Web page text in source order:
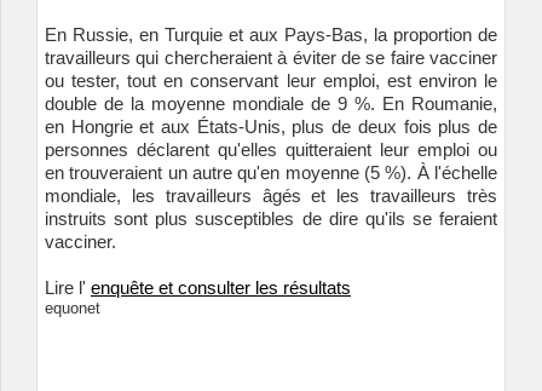
En Russie, en Turquie et aux Pays-Bas, la proportion de
travailleurs qui chercheraient à éviter de se faire vacciner
ou tester, tout en conservant leur emploi, est environ le
double de la moyenne mondiale de 9 %. En Roumanie,
en Hongrie et aux États-Unis, plus de deux fois plus de
personnes déclarent qu'elles quitteraient leur emploi ou
en trouveraient un autre qu'en moyenne (5 %). À l'échelle
mondiale, les travailleurs âgés et les travailleurs très
instruits sont plus susceptibles de dire qu'ils se feraient
vacciner.
Lire l' enquête et consulter les résultats
equonet